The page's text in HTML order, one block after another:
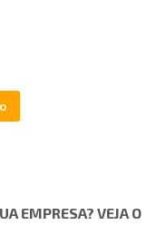
EMPRESA? VEJA O